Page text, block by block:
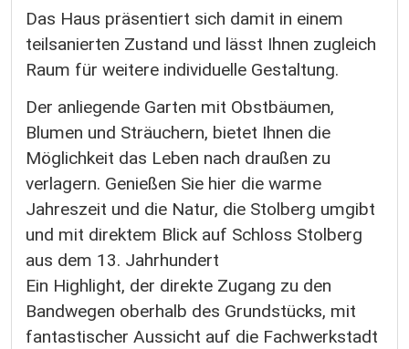
Das Haus präsentiert sich damit in einem
teilsanierten Zustand und lässt Ihnen zugleich
Raum für weitere individuelle Gestaltung.
Der anliegende Garten mit Obstbäumen,
Blumen und Sträuchern, bietet Ihnen die
Möglichkeit das Leben nach draußen zu
verlagern. Genießen Sie hier die warme
Jahreszeit und die Natur, die Stolberg umgibt
und mit direktem Blick auf Schloss Stolberg
aus dem 13. Jahrhundert
Ein Highlight, der direkte Zugang zu den
Bandwegen oberhalb des Grundstücks, mit
fantastischer Aussicht auf die Fachwerkstadt